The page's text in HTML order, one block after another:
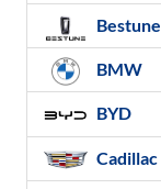
Bestune
BMW
BYD
Cadillac